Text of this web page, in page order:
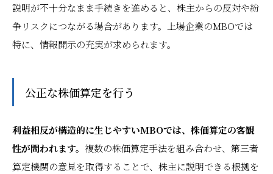
説明が不十分なまま手続きを進めると、株主からの反対や紛
争リスクにつながる場合があります。上場企業のMBOでは
特に、情報開示の充実が求められます。
公正な株価算定を行う
利益相反が構造的に生じやすいMBOでは、株価算定の客観
性が問われます。 複数の株価算定手法を組み合わせ、第三者
算定機関の意見を取得することで、株主に説明できる根拠を